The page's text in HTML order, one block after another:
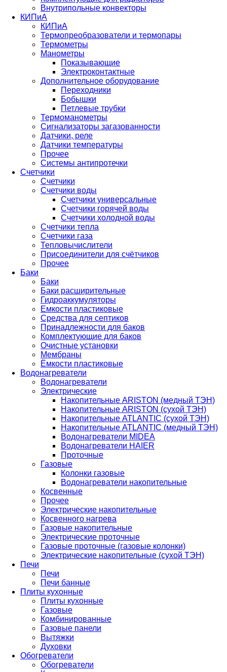
Внутрипольные конвекторы
КИПиА
КИПиА
Термопреобразователи и термопары
Термометры
Манометры
Показывающие
Электроконтактные
Дополнительное оборудование
Переходники
Бобышки
Петлевые трубки
Термоманометры
Сигнализаторы загазованности
Датчики, реле
Датчики температуры
Прочее
Системы антипротечки
Счетчики
Счетчики
Счетчики воды
Счетчики универсальные
Счетчики горячей воды
Счетчики холодной воды
Счетчики тепла
Счетчики газа
Тепловычислители
Присоединители для счётчиков
Прочее
Баки
Баки
Баки расширительные
Гидроаккумуляторы
Емкости пластиковые
Средства для септиков
Принадлежности для баков
Комплектующие для баков
Очистные установки
Мембраны
Ёмкости пластиковые
Водонагреватели
Водонагреватели
Электрические
Накопительные ARISTON (медный ТЭН)
Накопительные ARISTON (сухой ТЭН)
Накопительные ATLANTIC (сухой ТЭН)
Накопительные ATLANTIC (медный ТЭН)
Водонагреватели MIDEA
Водонагреватели HAIER
Проточные
Газовые
Колонки газовые
Водонагреватели накопительные
Косвенные
Прочее
Электрические накопительные
Косвенного нагрева
Газовые накопительные
Электрические проточные
Газовые проточные (газовые колонки)
Электрические накопительные (сухой ТЭН)
Печи
Печи
Печи банные
Плиты кухонные
Плиты кухонные
Газовые
Комбинированные
Газовые панели
Вытяжки
Духовки
Обогреватели
Обогреватели